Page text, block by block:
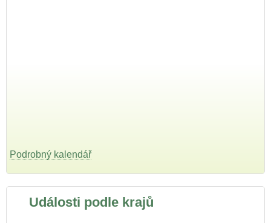
Podrobný kalendář
Události podle krajů